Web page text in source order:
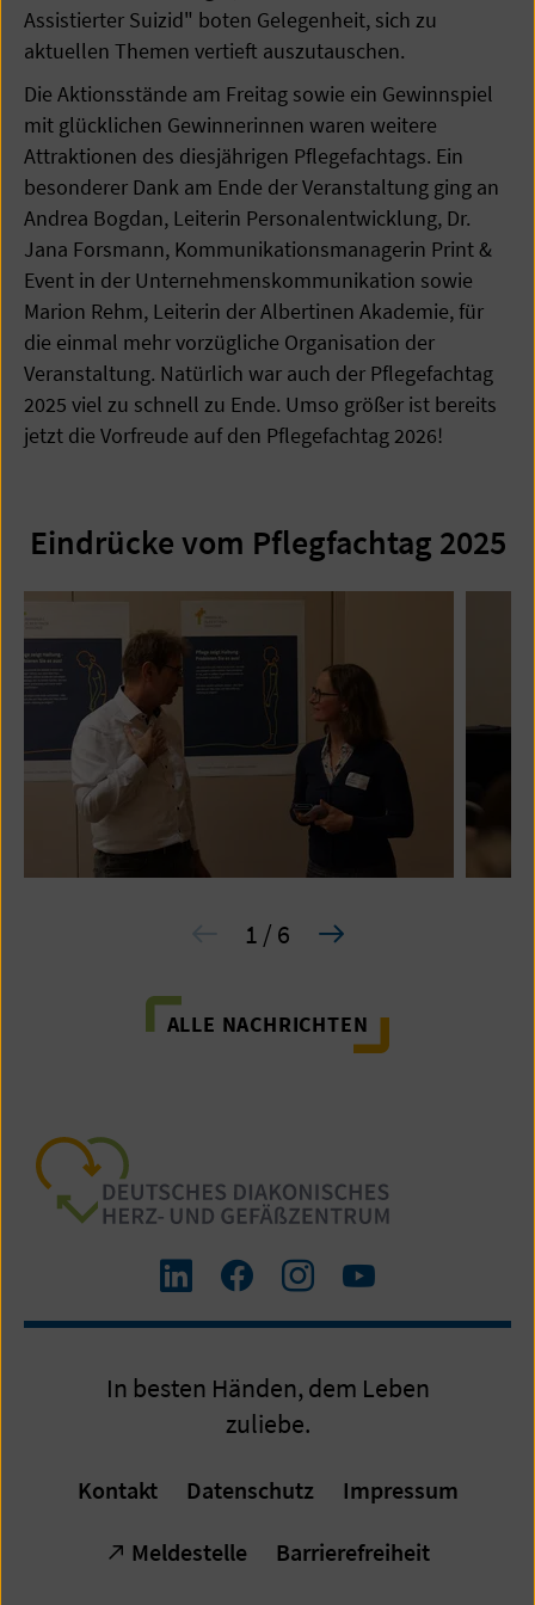
Assistierter Suizid" boten Gelegenheit, sich zu
aktuellen Themen vertieft auszutauschen.
Die Aktionsstände am Freitag sowie ein Gewinnspiel
mit glücklichen Gewinnerinnen waren weitere
Attraktionen des diesjährigen Pflegefachtags. Ein
besonderer Dank am Ende der Veranstaltung ging an
Andrea Bogdan, Leiterin Personalentwicklung, Dr.
Jana Forsmann, Kommunikationsmanagerin Print &
Event in der Unternehmenskommunikation sowie
Marion Rehm, Leiterin der Albertinen Akademie, für
die einmal mehr vorzügliche Organisation der
Veranstaltung. Natürlich war auch der Pflegefachtag
2025 viel zu schnell zu Ende. Umso größer ist bereits
jetzt die Vorfreude auf den Pflegefachtag 2026!
Eindrücke vom Pflegfachtag 2025
1 / 6
ALLE NACHRICHTEN
Zum
LinkedIn
Zum
Facebook-
Zum
Instagram-
Zum
Yourube-
In besten Händen, dem Leben
zuliebe.
Kontakt Datenschutz Impressum
Meldestelle Barrierefreiheit